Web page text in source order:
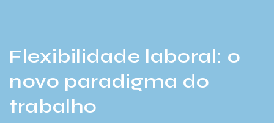
Flexibilidade laboral: o
novo paradigma do
trabalho